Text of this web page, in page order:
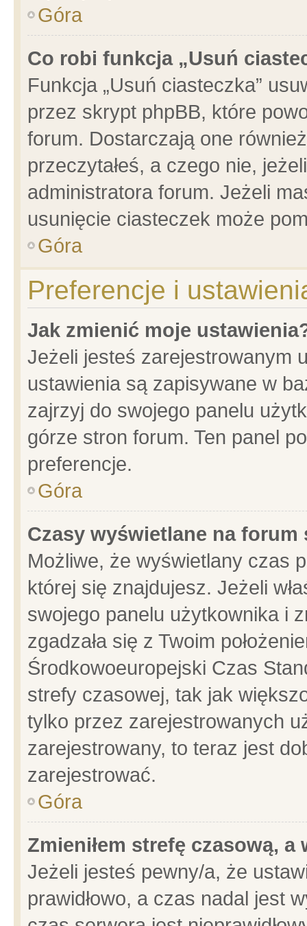
Góra
Co robi funkcja „Usuń
Funkcja „Usuń ciasteczka”
przez skrypt phpBB, które
forum. Dostarczają one
przeczytałeś, a czego nie,
administratora forum. Jeżeli
usunięcie ciasteczek może
Góra
Preferencje i
Jak zmienić moje
Jeżeli jesteś zarejestrowanym
ustawienia są zapisywane w
zajrzyj do swojego panelu
górze stron forum. Ten panel
preferencje.
Góra
Czasy wyświetlane na forum
Możliwe, że wyświetlany czas
której się znajdujesz. Jeżeli
swojego panelu użytkownika i
zgadzała się z Twoim
Środkowoeuropejski Czas
strefy czasowej, tak jak
tylko przez zarejestrowanych
zarejestrowany, to teraz jest
zarejestrować.
Góra
Zmieniłem strefę czasową,
Jeżeli jesteś pewny/a, że
prawidłowo, a czas nadal jest